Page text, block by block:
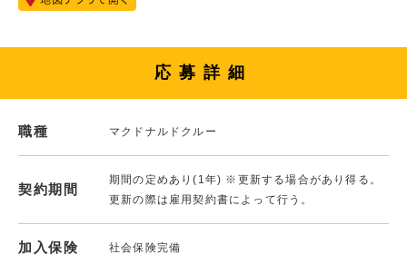
応募詳細
職種 マクドナルドクルー
契約期間
期間の定めあり(1年) ※更新する場合があり得る。
更新の際は雇用契約書によって行う。
加入保険 社会保険完備